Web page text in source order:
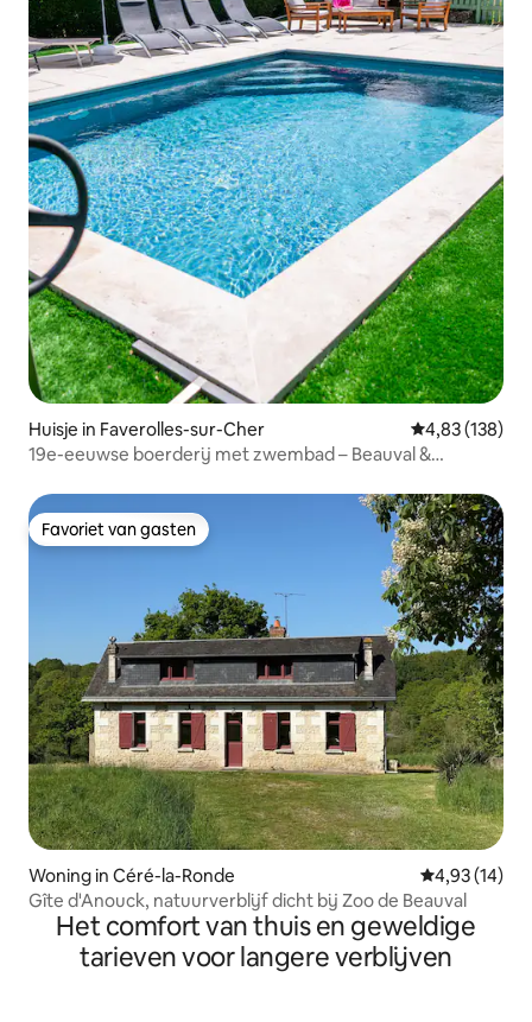
Huisje in Faverolles-sur-Cher Gemiddelde
4,83 (138)
19e-eeuwse boerderij met zwembad – Beauval &
Favoriet van gasten
Favoriet van gasten
Woning in Céré-la-Ronde Gemiddelde
4,93 (14)
Gîte d'Anouck, natuurverblijf dicht bij Zoo de Beauval
Het comfort van thuis en geweldige
tarieven voor langere verblijven